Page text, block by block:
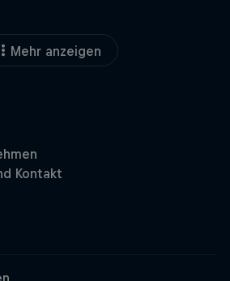
Mehr anzeigen